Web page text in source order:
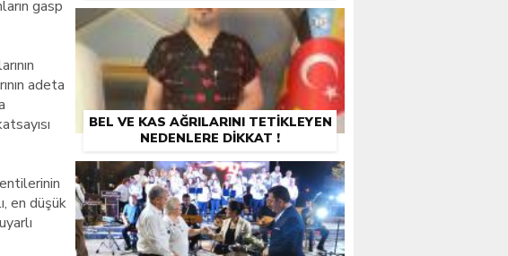
gasp
adeta
en düşük
BEL VE KAS AĞRILARINI TETİKLEYEN
NEDENLERE DİKKAT !